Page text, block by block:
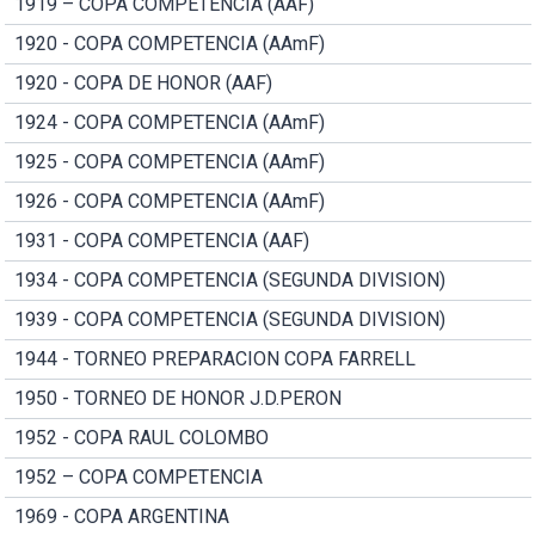
1920 - COPA COMPETENCIA (AAmF)
1920 - COPA DE HONOR (AAF)
1924 - COPA COMPETENCIA (AAmF)
1925 - COPA COMPETENCIA (AAmF)
1926 - COPA COMPETENCIA (AAmF)
1931 - COPA COMPETENCIA (AAF)
1934 - COPA COMPETENCIA (SEGUNDA DIVISION)
1939 - COPA COMPETENCIA (SEGUNDA DIVISION)
1944 - TORNEO PREPARACION COPA FARRELL
1950 - TORNEO DE HONOR J.D.PERON
1952 - COPA RAUL COLOMBO
1952 – COPA COMPETENCIA
1969 - COPA ARGENTINA